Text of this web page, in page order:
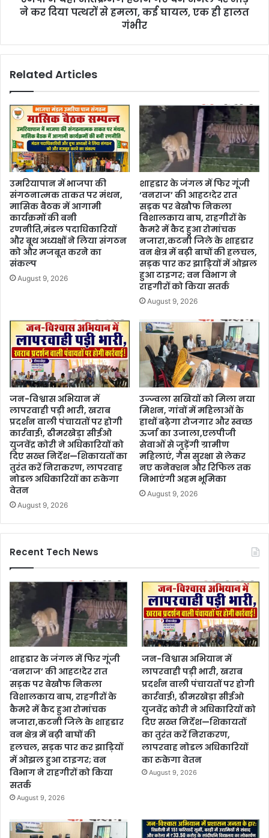
ने कर दिया पत्थरों से हमला, कई घायल, एक ही हालत
गंभीर
Related Articles
उमरियापान में भाजपा की
संगठनात्मक ताकत पर मंथन,
मासिक बैठक में आगामी
कार्यक्रमों की बनी
रणनीति,मंडल पदाधिकारियों
और बूथ अध्यक्षों ने लिया संगठन
को और मजबूत करने का
संकल्प
August 9, 2026
शाहडार के जंगल में फिर गूंजी
‘वनराज’ की आहट!देर रात
सड़क पर बेखौफ निकला
विशालकाय बाघ, राहगीरों के
कैमरे में कैद हुआ रोमांचक
नजारा,कटनी जिले के शाहडार
वन क्षेत्र में बढ़ी बाघों की हलचल,
सड़क पार कर झाड़ियों में ओझल
हुआ टाइगर; वन विभाग ने
राहगीरों को किया सतर्क
August 9, 2026
जन-विश्वास अभियान में
लापरवाही पड़ी भारी, खराब
प्रदर्शन वाली पंचायतों पर होगी
कार्रवाई!, ढीमरखेड़ा सीईओ
युजवेंद्र कोरी ने अधिकारियों को
दिए सख्त निर्देश—शिकायतों का
तुरंत करें निराकरण, लापरवाह
नोडल अधिकारियों का रुकेगा
वेतन
August 9, 2026
उज्ज्वला सखियों को मिला नया
मिशन, गांवों में महिलाओं के
हाथों बढ़ेगा रोजगार और स्वच्छ
ऊर्जा का उजाला,एलपीजी
सेवाओं से जुड़ेंगी ग्रामीण
महिलाएं, गैस सुरक्षा से लेकर
नए कनेक्शन और रिफिल तक
निभाएंगी अहम भूमिका
August 9, 2026
Recent Tech News
शाहडार के जंगल में फिर गूंजी
‘वनराज’ की आहट!देर रात
सड़क पर बेखौफ निकला
विशालकाय बाघ, राहगीरों के
कैमरे में कैद हुआ रोमांचक
नजारा,कटनी जिले के शाहडार
वन क्षेत्र में बढ़ी बाघों की
हलचल, सड़क पार कर झाड़ियों
में ओझल हुआ टाइगर; वन
विभाग ने राहगीरों को किया
सतर्क
August 9, 2026
जन-विश्वास अभियान में
लापरवाही पड़ी भारी, खराब
प्रदर्शन वाली पंचायतों पर होगी
कार्रवाई!, ढीमरखेड़ा सीईओ
युजवेंद्र कोरी ने अधिकारियों को
दिए सख्त निर्देश—शिकायतों
का तुरंत करें निराकरण,
लापरवाह नोडल अधिकारियों
का रुकेगा वेतन
August 9, 2026